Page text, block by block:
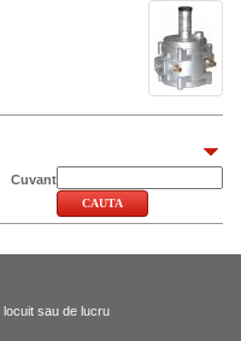
Cuvant
locuit sau de lucru